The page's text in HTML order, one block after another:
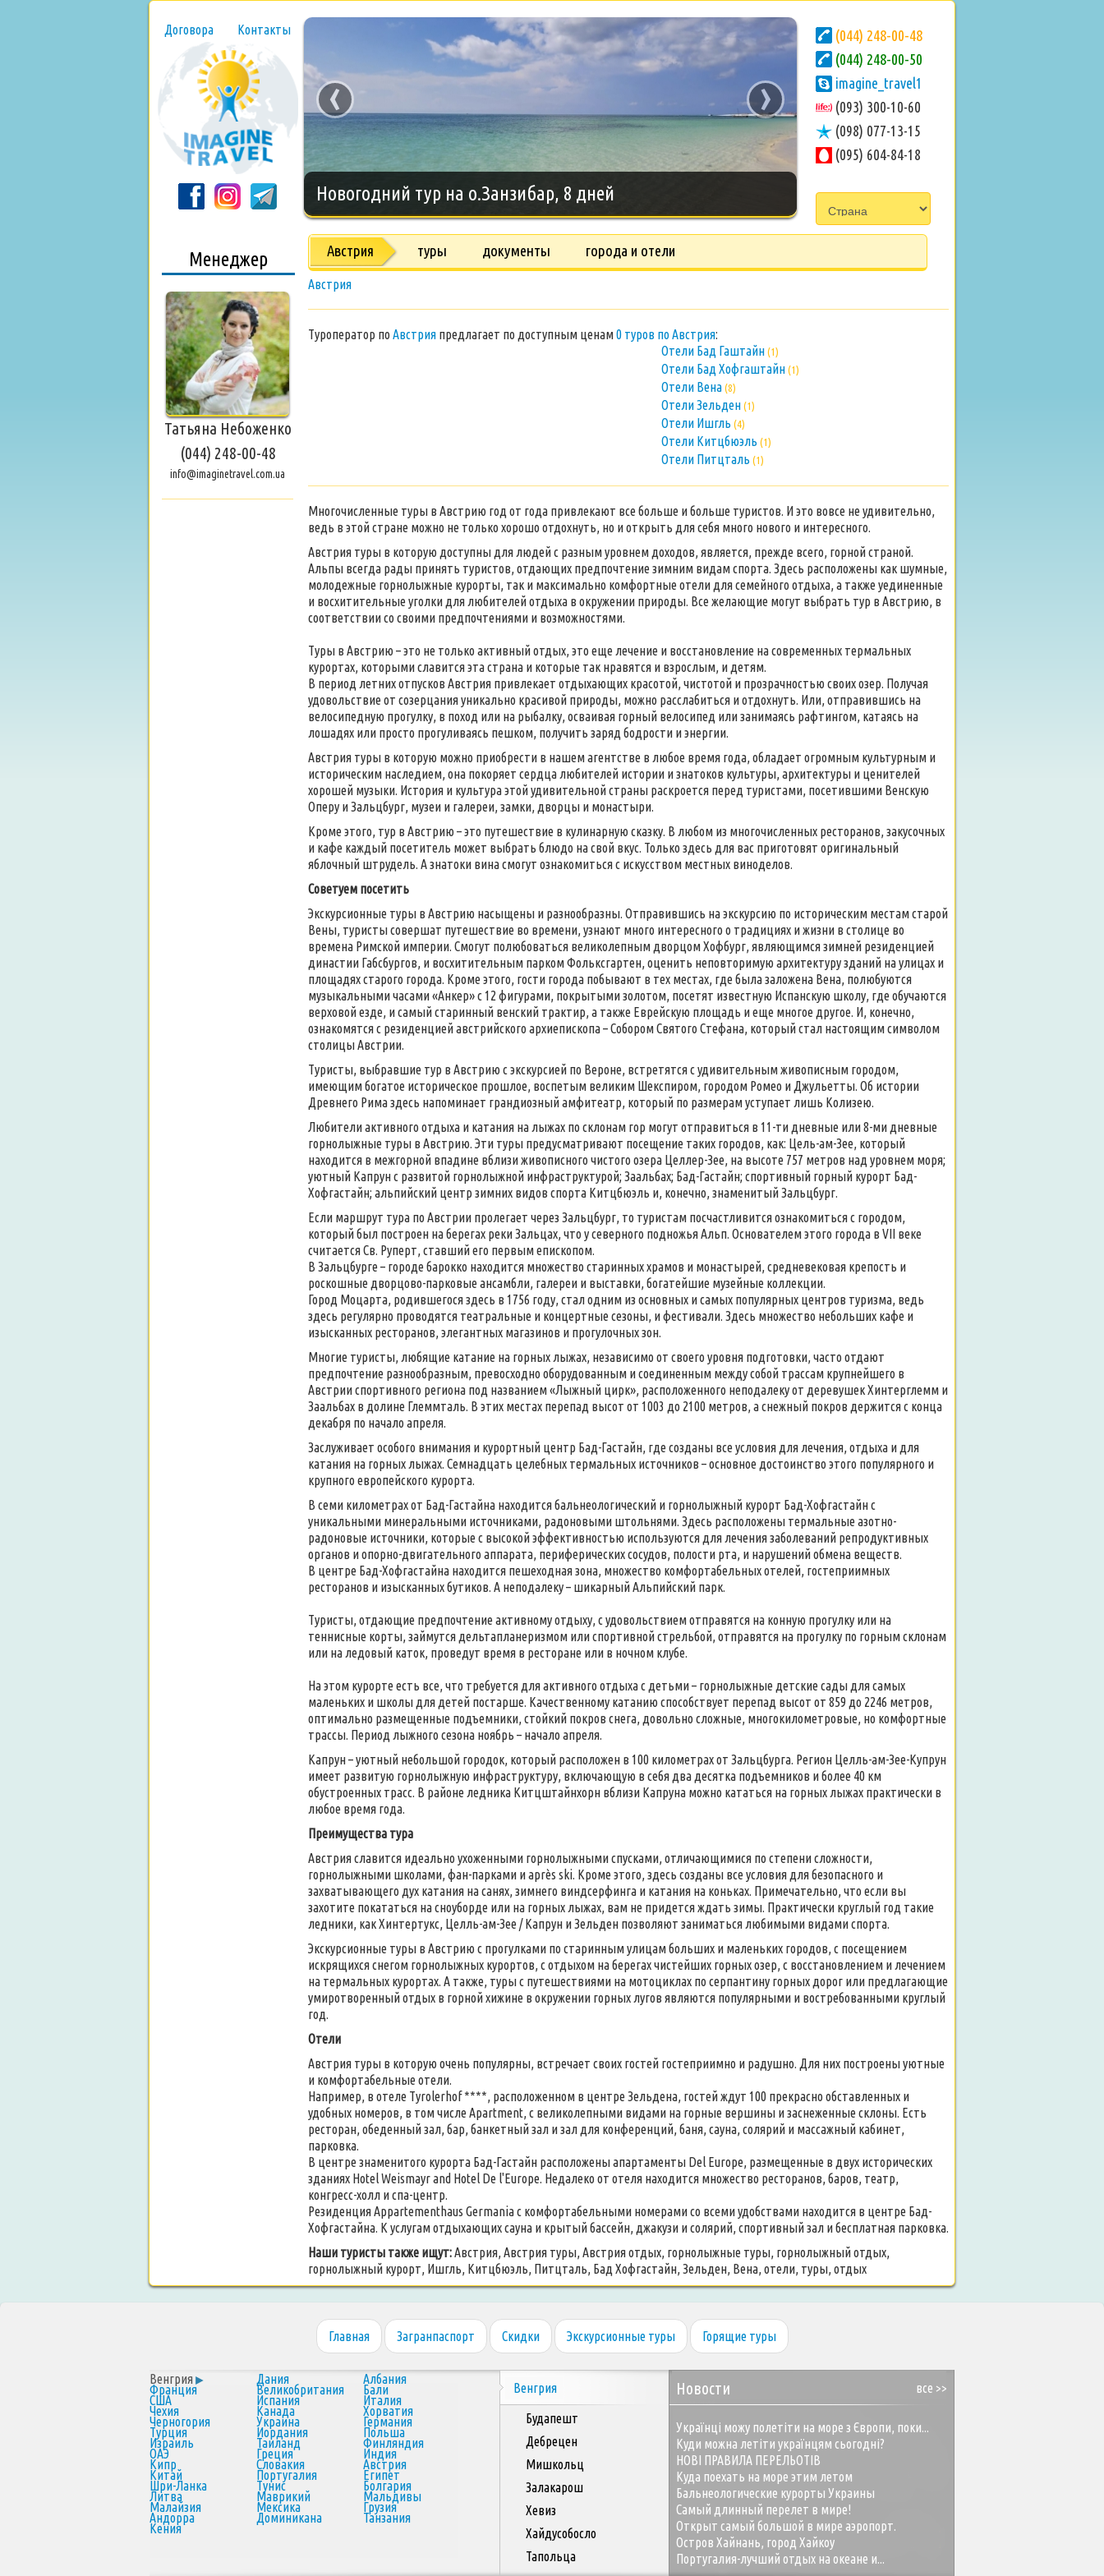
Договора Контакты
Новогодний тур на о.Занзибар, 8 дней
‹ ›
(044) 248-00-48
(044) 248-00-50
imagine_travel1
(093) 300-10-60
(098) 077-13-15
(095) 604-84-18
Менеджер
Татьяна Небоженко
(044) 248-00-48
info@imaginetravel.com.ua
Австрия туры документы города и отели
Австрия
Туроператор по Австрия предлагает по доступным ценам0 туров по Австрия:
Отели Бад Гаштайн (1)
Отели Бад Хофгаштайн (1)
Отели Вена (8)
Отели Зельден (1)
Отели Ишгль (4)
Отели Китцбюэль (1)
Отели Питцталь (1)
Многочисленные туры в Австрию год от года привлекают все больше и больше туристов. И это вовсе не удивительно,
ведь в этой стране можно не только хорошо отдохнуть, но и открыть для себя много нового и интересного.
Австрия туры в которую доступны для людей с разным уровнем доходов, является, прежде всего, горной страной.
Альпы всегда рады принять туристов, отдающих предпочтение зимним видам спорта. Здесь расположены как шумные,
молодежные горнолыжные курорты, так и максимально комфортные отели для семейного отдыха, а также уединенные
и восхитительные уголки для любителей отдыха в окружении природы. Все желающие могут выбрать тур в Австрию, в
соответствии со своими предпочтениями и возможностями.
Туры в Австрию – это не только активный отдых, это еще лечение и восстановление на современных термальных
курортах, которыми славится эта страна и которые так нравятся и взрослым, и детям.
В период летних отпусков Австрия привлекает отдыхающих красотой, чистотой и прозрачностью своих озер. Получая
удовольствие от созерцания уникально красивой природы, можно расслабиться и отдохнуть. Или, отправившись на
велосипедную прогулку, в поход или на рыбалку, осваивая горный велосипед или занимаясь рафтингом, катаясь на
лошадях или просто прогуливаясь пешком, получить заряд бодрости и энергии.
Австрия туры в которую можно приобрести в нашем агентстве в любое время года, обладает огромным культурным и
историческим наследием, она покоряет сердца любителей истории и знатоков культуры, архитектуры и ценителей
хорошей музыки. История и культура этой удивительной страны раскроется перед туристами, посетившими Венскую
Оперу и Зальцбург, музеи и галереи, замки, дворцы и монастыри.
Кроме этого, тур в Австрию – это путешествие в кулинарную сказку. В любом из многочисленных ресторанов, закусочных
и кафе каждый посетитель может выбрать блюдо на свой вкус. Только здесь для вас приготовят оригинальный
яблочный штрудель. А знатоки вина смогут ознакомиться с искусством местных виноделов.
Советуем посетить
Экскурсионные туры в Австрию насыщены и разнообразны. Отправившись на экскурсию по историческим местам старой
Вены, туристы совершат путешествие во времени, узнают много интересного о традициях и жизни в столице во
времена Римской империи. Смогут полюбоваться великолепным дворцом Хофбург, являющимся зимней резиденцией
династии Габсбургов, и восхитительным парком Фольксгартен, оценить неповторимую архитектуру зданий на улицах и
площадях старого города. Кроме этого, гости города побывают в тех местах, где была заложена Вена, полюбуются
музыкальными часами «Анкер» с 12 фигурами, покрытыми золотом, посетят известную Испанскую школу, где обучаются
верховой езде, и самый старинный венский трактир, а также Еврейскую площадь и еще многое другое. И, конечно,
ознакомятся с резиденцией австрийского архиепископа – Собором Святого Стефана, который стал настоящим символом
столицы Австрии.
Туристы, выбравшие тур в Австрию с экскурсией по Вероне, встретятся с удивительным живописным городом,
имеющим богатое историческое прошлое, воспетым великим Шекспиром, городом Ромео и Джульетты. Об истории
Древнего Рима здесь напоминает грандиозный амфитеатр, который по размерам уступает лишь Колизею.
Любители активного отдыха и катания на лыжах по склонам гор могут отправиться в 11-ти дневные или 8-ми дневные
горнолыжные туры в Австрию. Эти туры предусматривают посещение таких городов, как: Цель-ам-Зее, который
находится в межгорной впадине вблизи живописного чистого озера Целлер-Зее, на высоте 757 метров над уровнем моря;
уютный Капрун с развитой горнолыжной инфраструктурой; Заальбах; Бад-Гастайн; спортивный горный курорт Бад-
Хофгастайн; альпийский центр зимних видов спорта Китцбюэль и, конечно, знаменитый Зальцбург.
Если маршрут тура по Австрии пролегает через Зальцбург, то туристам посчастливится ознакомиться с городом,
который был построен на берегах реки Зальцах, что у северного подножья Альп. Основателем этого города в VII веке
считается Св. Руперт, ставший его первым епископом.
В Зальцбурге – городе барокко находится множество старинных храмов и монастырей, средневековая крепость и
роскошные дворцово-парковые ансамбли, галереи и выставки, богатейшие музейные коллекции.
Город Моцарта, родившегося здесь в 1756 году, стал одним из основных и самых популярных центров туризма, ведь
здесь регулярно проводятся театральные и концертные сезоны, и фестивали. Здесь множество небольших кафе и
изысканных ресторанов, элегантных магазинов и прогулочных зон.
Многие туристы, любящие катание на горных лыжах, независимо от своего уровня подготовки, часто отдают
предпочтение разнообразным, превосходно оборудованным и соединенным между собой трассам крупнейшего в
Австрии спортивного региона под названием «Лыжный цирк», расположенного неподалеку от деревушек Хинтерглемм и
Заальбах в долине Глеммталь. В этих местах перепад высот от 1003 до 2100 метров, а снежный покров держится с конца
декабря по начало апреля.
Заслуживает особого внимания и курортный центр Бад-Гастайн, где созданы все условия для лечения, отдыха и для
катания на горных лыжах. Семнадцать целебных термальных источников – основное достоинство этого популярного и
крупного европейского курорта.
В семи километрах от Бад-Гастайна находится бальнеологический и горнолыжный курорт Бад-Хофгастайн с
уникальными минеральными источниками, радоновыми штольнями. Здесь расположены термальные азотно-
радоновые источники, которые с высокой эффективностью используются для лечения заболеваний репродуктивных
органов и опорно-двигательного аппарата, периферических сосудов, полости рта, и нарушений обмена веществ.
В центре Бад-Хофгастайна находится пешеходная зона, множество комфортабельных отелей, гостеприимных
ресторанов и изысканных бутиков. А неподалеку – шикарный Альпийский парк.
Туристы, отдающие предпочтение активному отдыху, с удовольствием отправятся на конную прогулку или на
теннисные корты, займутся дельтапланеризмом или спортивной стрельбой, отправятся на прогулку по горным склонам
или на ледовый каток, проведут время в ресторане или в ночном клубе.
На этом курорте есть все, что требуется для активного отдыха с детьми – горнолыжные детские сады для самых
маленьких и школы для детей постарше. Качественному катанию способствует перепад высот от 859 до 2246 метров,
оптимально размещенные подъемники, стойкий покров снега, довольно сложные, многокилометровые, но комфортные
трассы. Период лыжного сезона ноябрь – начало апреля.
Капрун – уютный небольшой городок, который расположен в 100 километрах от Зальцбурга. Регион Целль-ам-Зее-Купрун
имеет развитую горнолыжную инфраструктуру, включающую в себя два десятка подъемников и более 40 км
обустроенных трасс. В районе ледника Китцштайнхорн вблизи Капруна можно кататься на горных лыжах практически в
любое время года.
Преимущества тура
Австрия славится идеально ухоженными горнолыжными спусками, отличающимися по степени сложности,
горнолыжными школами, фан-парками и après ski. Кроме этого, здесь созданы все условия для безопасного и
захватывающего дух катания на санях, зимнего виндсерфинга и катания на коньках. Примечательно, что если вы
захотите покататься на сноуборде или на горных лыжах, вам не придется ждать зимы. Практически круглый год такие
ледники, как Хинтертукс, Целль-ам-Зее / Капрун и Зельден позволяют заниматься любимыми видами спорта.
Экскурсионные туры в Австрию с прогулками по старинным улицам больших и маленьких городов, с посещением
искрящихся снегом горнолыжных курортов, с отдыхом на берегах чистейших горных озер, с восстановлением и лечением
на термальных курортах. А также, туры с путешествиями на мотоциклах по серпантину горных дорог или предлагающие
умиротворенный отдых в горной хижине в окружении горных лугов являются популярными и востребованными круглый
год.
Отели
Австрия туры в которую очень популярны, встречает своих гостей гостеприимно и радушно. Для них построены уютные
и комфортабельные отели.
Например, в отеле Tyrolerhof ****, расположенном в центре Зельдена, гостей ждут 100 прекрасно обставленных и
удобных номеров, в том числе Apartment, с великолепными видами на горные вершины и заснеженные склоны. Есть
ресторан, обеденный зал, бар, банкетный зал и зал для конференций, баня, сауна, солярий и массажный кабинет,
парковка.
В центре знаменитого курорта Бад-Гастайн расположены апартаменты Del Europe, размещенные в двух исторических
зданиях Hotel Weismayr and Hotel De l'Europe. Недалеко от отеля находится множество ресторанов, баров, театр,
конгресс-холл и спа-центр.
Резиденция Appartementhaus Germania с комфортабельными номерами со всеми удобствами находится в центре Бад-
Хофгастайна. К услугам отдыхающих сауна и крытый бассейн, джакузи и солярий, спортивный зал и бесплатная парковка.
Наши туристы также ищут:Австрия, Австрия туры, Австрия отдых, горнолыжные туры, горнолыжный отдых,
горнолыжный курорт, Ишгль, Китцбюэль, Питцталь, Бад Хофгастайн, Зельден, Вена, отели, туры, отдых
Главная Загранпаспорт Скидки Экскурсионные туры Горящие туры
Венгрия Дания Албания
Франция Великобритания Бали
США Испания Италия
Чехия Канада Хорватия
Черногория Украина Германия
Турция Иордания Польша
Израиль Таиланд Финляндия
ОАЭ Греция Индия
Кипр Словакия Австрия
Китай Португалия Египет
Шри-Ланка Тунис Болгария
Литва Маврикий Мальдивы
Малайзия Мексика Грузия
Андорра Доминикана Танзания
Кения
Венгрия
Будапешт
Дебрецен
Мишкольц
Залакарош
Хевиз
Хайдусобосло
Тапольца
все >>
Новости
Українці можу полетіти на море з Європи, поки...
Куди можна летіти українцям сьогодні?
НОВІ ПРАВИЛА ПЕРЕЛЬОТІВ
Куда поехать на море этим летом
Бальнеологические курорты Украины
Самый длинный перелет в мире!
Открыт самый большой в мире аэропорт.
Остров Хайнань, город Хайкоу
Португалия-лучший отдых на океане и...